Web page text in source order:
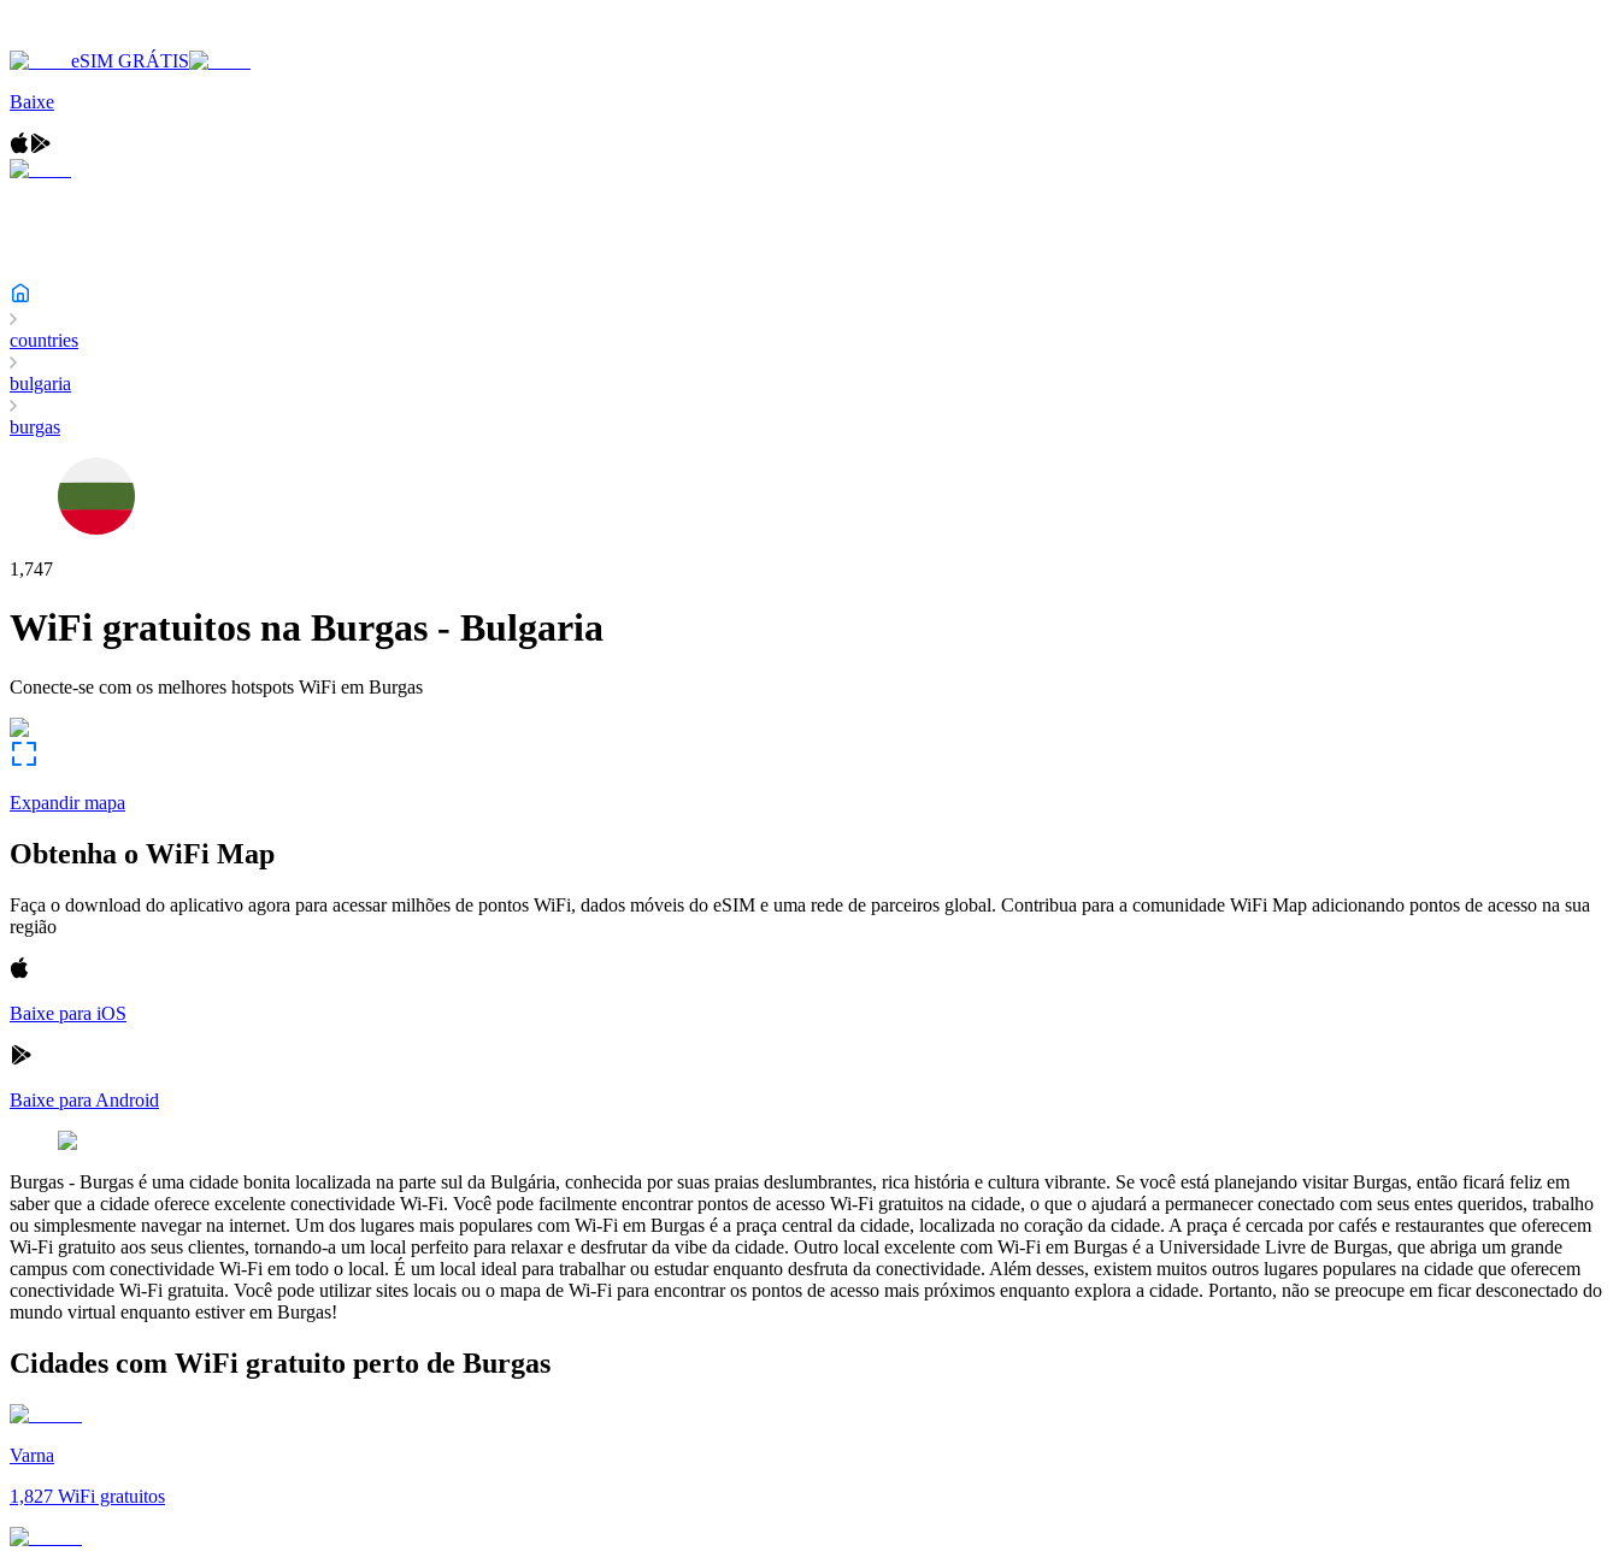
eSIM GRÁTIS
Baixe
countries
bulgaria
burgas
1,747
WiFi gratuitos na Burgas - Bulgaria
Conecte-se com os melhores hotspots WiFi em Burgas
Expandir mapa
Obtenha o WiFi Map
Faça o download do aplicativo agora para acessar milhões de pontos WiFi, dados móveis do eSIM e uma rede de parceiros global. Contribua para a comunidade WiFi Map adicionando pontos de acesso na sua
região
Baixe para iOS
Baixe para Android
Burgas - Burgas é uma cidade bonita localizada na parte sul da Bulgária, conhecida por suas praias deslumbrantes, rica história e cultura vibrante. Se você está planejando visitar Burgas, então ficará feliz em
saber que a cidade oferece excelente conectividade Wi-Fi. Você pode facilmente encontrar pontos de acesso Wi-Fi gratuitos na cidade, o que o ajudará a permanecer conectado com seus entes queridos, trabalho
ou simplesmente navegar na internet. Um dos lugares mais populares com Wi-Fi em Burgas é a praça central da cidade, localizada no coração da cidade. A praça é cercada por cafés e restaurantes que oferecem
Wi-Fi gratuito aos seus clientes, tornando-a um local perfeito para relaxar e desfrutar da vibe da cidade. Outro local excelente com Wi-Fi em Burgas é a Universidade Livre de Burgas, que abriga um grande
campus com conectividade Wi-Fi em todo o local. É um local ideal para trabalhar ou estudar enquanto desfruta da conectividade. Além desses, existem muitos outros lugares populares na cidade que oferecem
conectividade Wi-Fi gratuita. Você pode utilizar sites locais ou o mapa de Wi-Fi para encontrar os pontos de acesso mais próximos enquanto explora a cidade. Portanto, não se preocupe em ficar desconectado do
mundo virtual enquanto estiver em Burgas!
Cidades com WiFi gratuito perto de Burgas
Varna
1,827 WiFi gratuitos